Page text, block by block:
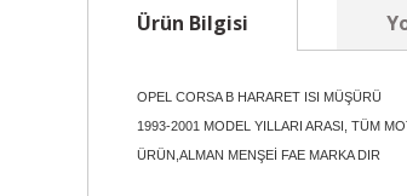
Ürün Bilgisi
OPEL CORSA B HARARET ISI MÜŞÜRÜ
1993-2001 MODEL YILLARI ARASI, TÜM
ÜRÜN,ALMAN MENŞEİ FAE MARKA DIR